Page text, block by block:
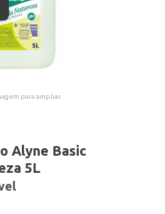
para ampliar.
Alyne Basic
5L